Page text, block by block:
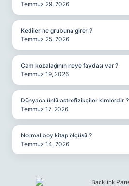
Temmuz 29, 2026
Kediler ne grubuna girer ?
Temmuz 25, 2026
Çam kozalağının neye faydası var ?
Temmuz 19, 2026
Dünyaca ünlü astrofizikçiler kimlerdir ?
Temmuz 17, 2026
Normal boy kitap ölçüsü ?
Temmuz 14, 2026